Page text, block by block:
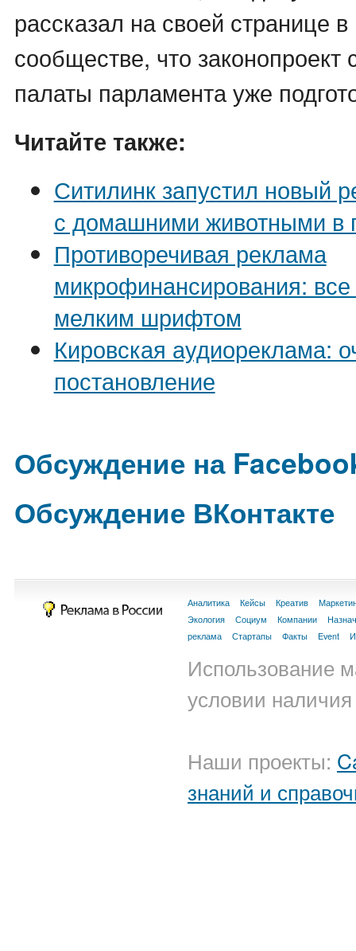
рассказал на своей странице в
сообществе, что
палаты парламента уже
Читайте также:
Ситилинк запустил новый
с домашними животными в
Противоречивая реклама
микрофинансирования:
мелким шрифтом
Кировская аудиореклама:
постановление
Обсуждение на
Обсуждение ВКонтакте
Аналитика Кейсы Креатив
Экология
Социум Компании
реклама
Стартапы Факты Event
Использование
условии
Наши проекты:
знаний и